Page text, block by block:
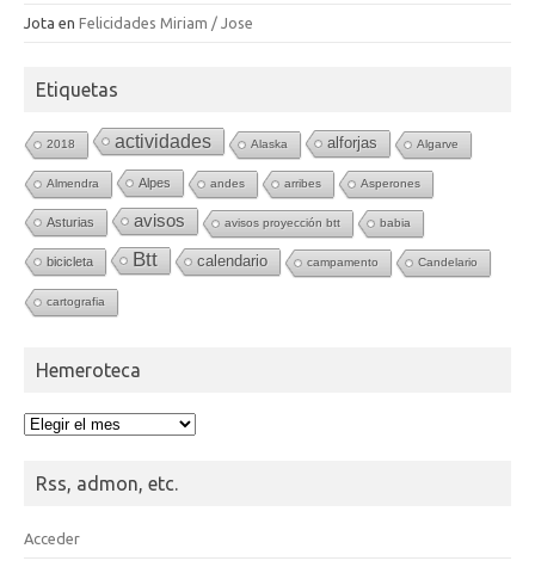
Jota en Felicidades Miriam / Jose
Etiquetas
2018 actividades Alaska alforjas Algarve
Almendra Alpes andes arribes Asperones
Asturias avisos avisos proyección btt babia
bicicleta Btt calendario campamento Candelario
cartografia
Hemeroteca
Hemeroteca
Rss, admon, etc.
Acceder